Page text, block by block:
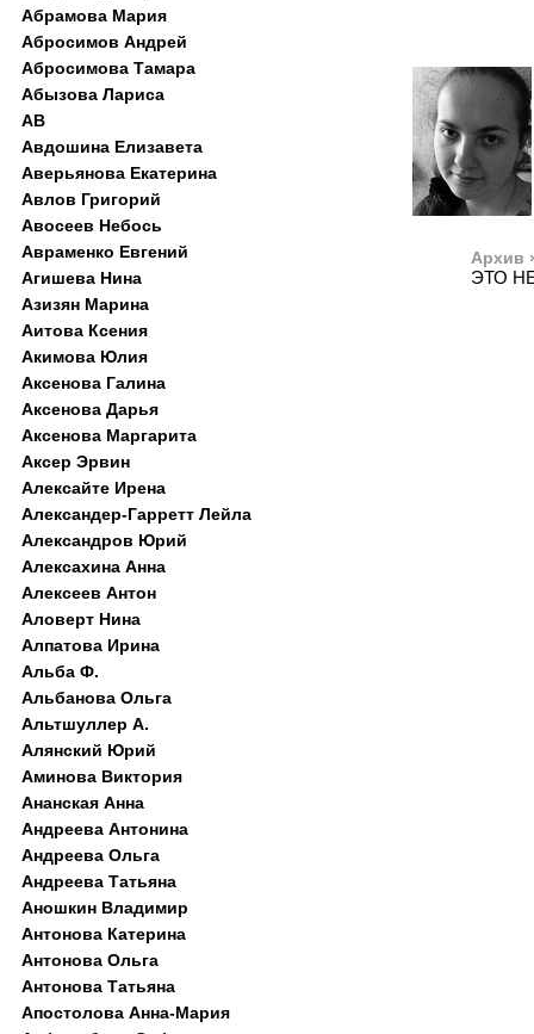
Архив
ЭТО
Абрамова Мария
Абросимов Андрей
Абросимова Тамара
Абызова Лариса
АВ
Авдошина Елизавета
Аверьянова Екатерина
Авлов Григорий
Авосеев Небось
Авраменко Евгений
Агишева Нина
Азизян Марина
Аитова Ксения
Акимова Юлия
Аксенова Галина
Аксенова Дарья
Аксенова Маргарита
Аксер Эрвин
Алексайте Ирена
Александер-Гарретт Лейла
Александров Юрий
Алексахина Анна
Алексеев Антон
Аловерт Нина
Алпатова Ирина
Альба Ф.
Альбанова Ольга
Альтшуллер А.
Алянский Юрий
Аминова Виктория
Ананская Анна
Андреева Антонина
Андреева Ольга
Андреева Татьяна
Аношкин Владимир
Антонова Катерина
Антонова Ольга
Антонова Татьяна
Апостолова Анна-Мария